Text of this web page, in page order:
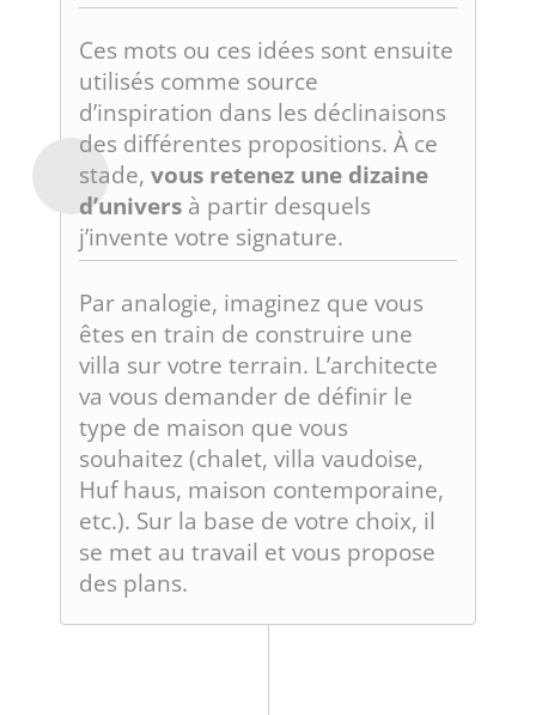
Ces mots ou ces idées sont ensuite
utilisés comme source
d’inspiration dans les déclinaisons
des différentes propositions. À ce
stade, vous retenez une dizaine
d’univers à partir desquels
j’invente votre signature.
Par analogie, imaginez que vous
êtes en train de construire une
villa sur votre terrain. L’architecte
va vous demander de définir le
type de maison que vous
souhaitez (chalet, villa vaudoise,
Huf haus, maison contemporaine,
etc.). Sur la base de votre choix, il
se met au travail et vous propose
des plans.